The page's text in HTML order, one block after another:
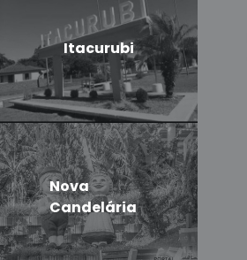
Itacurubi
Nova
Candelária